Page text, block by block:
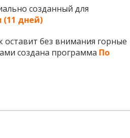
созданный для
(11 дней)
без внимания горные
создана программа По